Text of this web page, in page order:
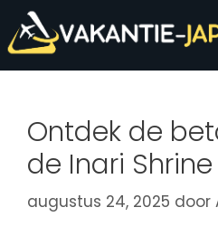
Ontdek de
de Inari
augustus 24, 2025 door